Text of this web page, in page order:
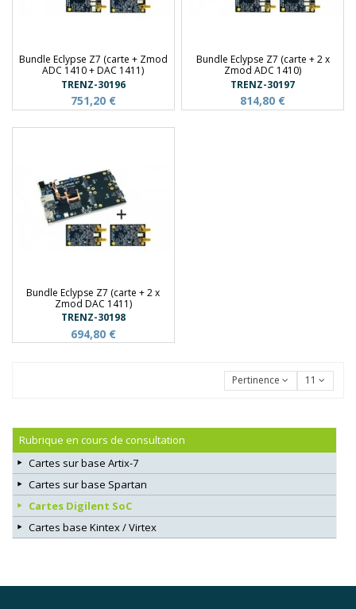
Bundle Eclypse Z7 (carte + Zmod
ADC 1410 + DAC 1411)
TRENZ-30196
751,20 €
Bundle Eclypse Z7 (carte + 2 x
Zmod ADC 1410)
TRENZ-30197
814,80 €
Bundle Eclypse Z7 (carte + 2 x
Zmod DAC 1411)
TRENZ-30198
694,80 €
Pertinence 11
Rubrique en cours de consultation
Cartes sur base Artix-7
Cartes sur base Spartan
Cartes Digilent SoC
Cartes base Kintex / Virtex